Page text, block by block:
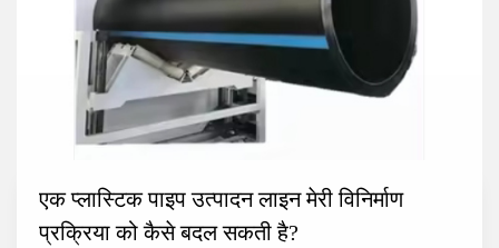
एक प्लास्टिक पाइप उत्पादन लाइन मेरी विनिर्माण
प्रक्रिया को कैसे बदल सकती है?